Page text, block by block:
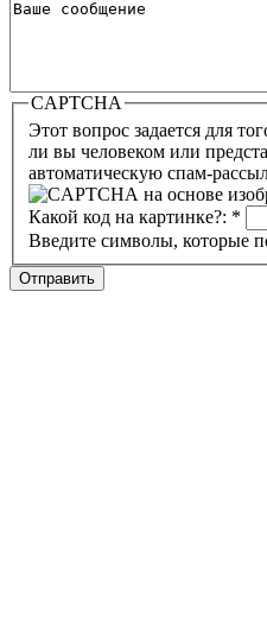
CAPTCHA
Этот вопрос задается для
ли вы человеком или представляете из себя
автоматическую спам-
Какой код на картинке?: *
Введите символы, которые